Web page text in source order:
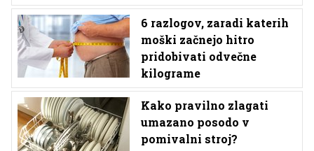
6 razlogov, zaradi katerih
moški začnejo hitro
pridobivati odvečne
kilograme
Kako pravilno zlagati
umazano posodo v
pomivalni stroj?